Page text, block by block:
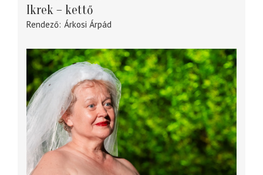
Ikrek – kettő
Rendező Árkosi Árpád